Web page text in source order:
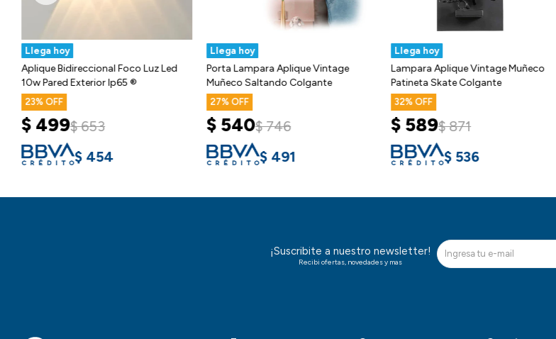
Llega hoy
Aplique Bidireccional Foco Luz Led
10w Pared Exterior Ip65 ®
23
$ 499$ 653
$ 454
Llega hoy
Porta Lampara Aplique Vintage
Muñeco Saltando Colgante
27
$ 540$ 746
$ 491
Llega hoy
Lampara Aplique Vintage Muñeco
Patineta Skate Colgante
32
$ 589$ 871
$ 536
¡Suscribite a nuestro newsletter!
Recibi ofertas, novedades y mas